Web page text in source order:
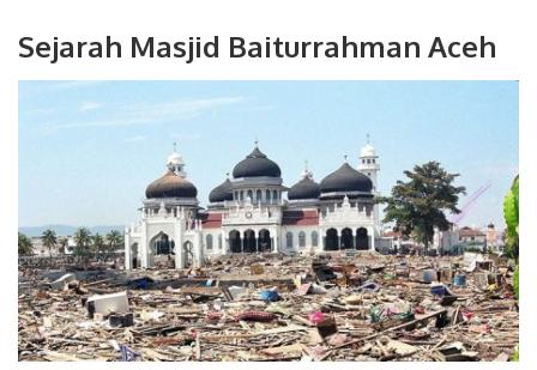
Sejarah Masjid Baiturrahman Aceh